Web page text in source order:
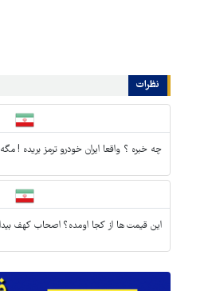
نظرات
چه خبره ؟ واقعا ایران خودرو ترمز بریده !
این قیمت ها از کجا اومده؟ اصحاب کهف